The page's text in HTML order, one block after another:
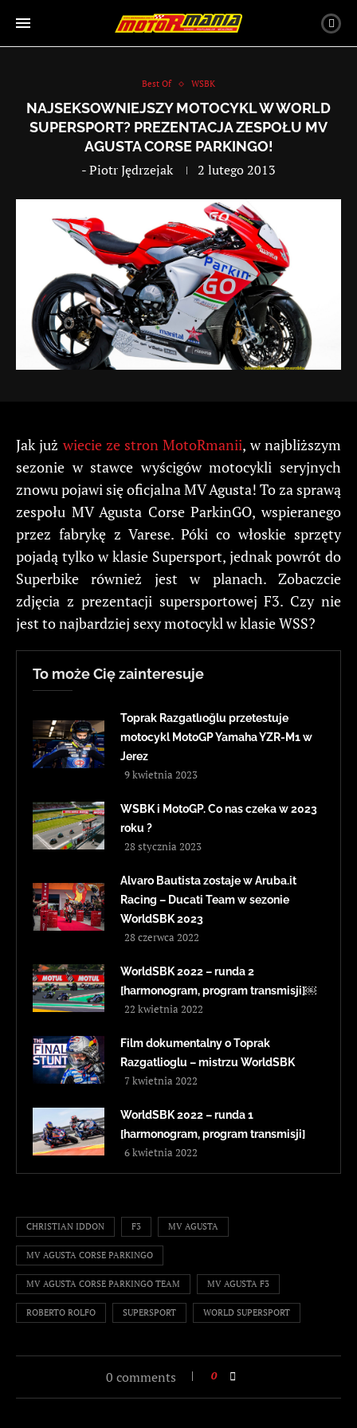
Best Of WSBK
NAJSEKSOWNIEJSZY MOTOCYKL W WORLD
SUPERSPORT? PREZENTACJA ZESPOŁU MV
AGUSTA CORSE PARKINGO!
-Piotr Jędrzejak 2 lutego 2013
Jak już wiecie ze stron MotoRmanii, w najbliższym
sezonie w stawce wyścigów motocykli seryjnych
znowu pojawi się oficjalna MV Agusta! To za sprawą
zespołu MV Agusta Corse ParkinGO, wspieranego
przez fabrykę z Varese. Póki co włoskie sprzęty
pojadą tylko w klasie Supersport, jednak powrót do
Superbike również jest w planach. Zobaczcie
zdjęcia z prezentacji supersportowej F3. Czy nie
jest to najbardziej sexy motocykl w klasie WSS?
To może Cię zainteresuje
Toprak Razgatlıoğlu przetestuje
motocykl MotoGP Yamaha YZR-M1 w
Jerez
9 kwietnia 2023
WSBK i MotoGP. Co nas czeka w 2023
roku ?
28 stycznia 2023
Alvaro Bautista zostaje w Aruba.it
Racing – Ducati Team w sezonie
WorldSBK 2023
28 czerwca 2022
WorldSBK 2022 – runda 2
[harmonogram, program transmisji]￼
22 kwietnia 2022
Film dokumentalny o Toprak
Razgatlioglu – mistrzu WorldSBK
7 kwietnia 2022
WorldSBK 2022 – runda 1
[harmonogram, program transmisji]
6 kwietnia 2022
CHRISTIAN IDDON F3 MV AGUSTA
MV AGUSTA CORSE PARKINGO
MV AGUSTA CORSE PARKINGO TEAM MV AGUSTA F3
ROBERTO ROLFO SUPERSPORT WORLD SUPERSPORT
0 comments 0